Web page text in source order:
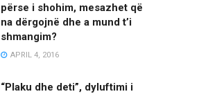
përse i shohim, mesazhet që
na dërgojnë dhe a mund t’i
shmangim?
APRIL 4, 2016
“Plaku dhe deti”, dyluftimi i